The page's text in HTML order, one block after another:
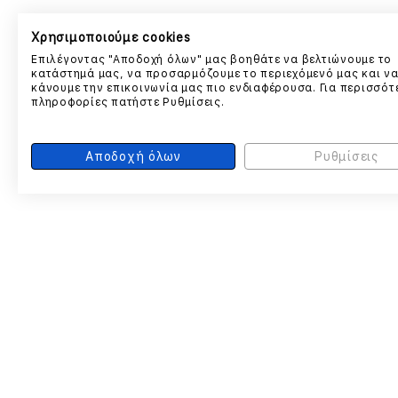
Χρησιμοποιούμε cookies
Επιλέγοντας "Αποδοχή όλων" μας βοηθάτε να βελτιώνουμε το
κατάστημά μας, να προσαρμόζουμε το περιεχόμενό μας και να
κάνουμε την επικοινωνία μας πιο ενδιαφέρουσα. Για
πληροφορίες πατήστε Ρυθμίσεις.
Αποδοχή όλων Ρυθμίσεις